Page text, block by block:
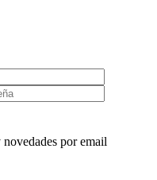
por email